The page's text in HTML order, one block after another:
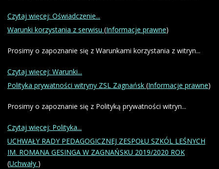
Czytaj więcej: Oświadczenie...
Warunki korzystania z serwisu (Informacje prawne)
Prosimy o zapoznanie się z Warunkami korzystania z witryn...
Czytaj więcej: Warunki...
Polityka prywatności witryny ZSL Zagnańsk (Informacje prawne)
Prosimy o zapoznanie się z Polityką prywatności witryn...
Czytaj więcej: Polityka...
UCHWAŁY RADY PEDAGOGICZNEJ ZESPOŁU SZKÓL LEŚNYCH
IM. ROMANA GESINGA W ZAGNAŃSKU 2019/2020 ROK
(Uchwały )